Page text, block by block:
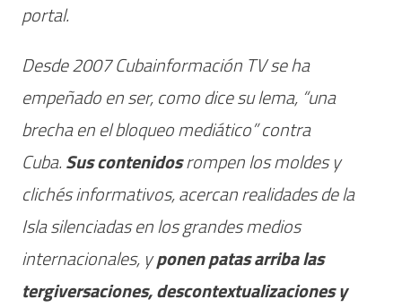
portal.
Desde 2007 Cubainformación TV se ha
empeñado en ser, como dice su lema, “una
brecha en el bloqueo mediático” contra
Cuba.Sus contenidosrompen los moldes y
clichés informativos, acercan realidades de la
Isla silenciadas en los grandes medios
internacionales, yponen patas arriba las
tergiversaciones, descontextualizaciones y